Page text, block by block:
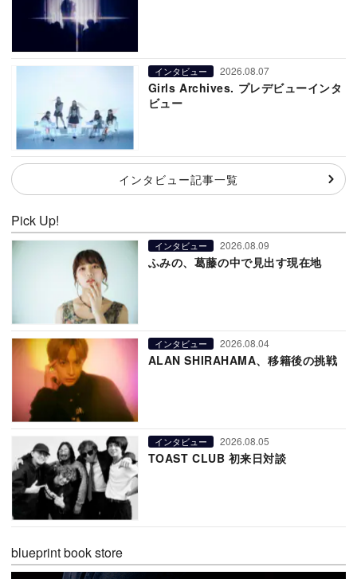
インタビュー 2026.08.07
Girls Archives. プレデビューインタ
ビュー
インタビュー記事一覧
Pick Up!
インタビュー 2026.08.09
ふみの、葛藤の中で見出す現在地
インタビュー 2026.08.04
ALAN SHIRAHAMA、移籍後の挑戦
インタビュー 2026.08.05
TOAST CLUB 初来日対談
blueprint book store